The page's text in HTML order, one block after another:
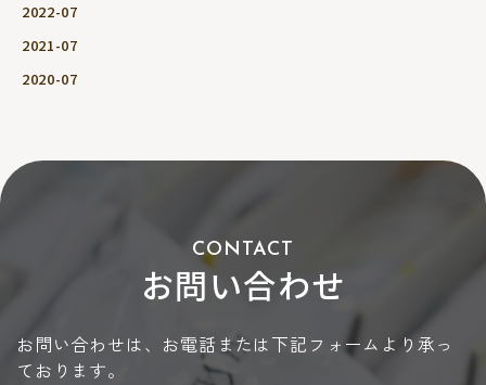
2022-07
2021-07
2020-07
CONTACT
お問い合わせ
お問い合わせは、お電話または下記フォームより承っ
ております。